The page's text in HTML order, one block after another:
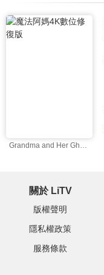
Grandma and Her Ghosts
關於 LiTV
版權聲明
隱私權政策
服務條款